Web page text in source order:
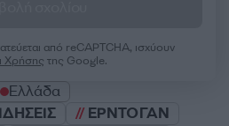
από reCAPTCHA, ισχύουν
Χρήσης της Google.
Ελλάδα
ΕΡΝΤΟΓΑΝ